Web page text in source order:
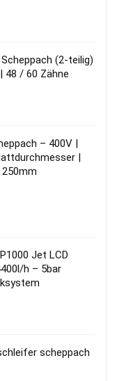
(2-teilig)
48 / 60 Zähne
– 400V |
|
Jet LCD
h – 5bar
scheppach